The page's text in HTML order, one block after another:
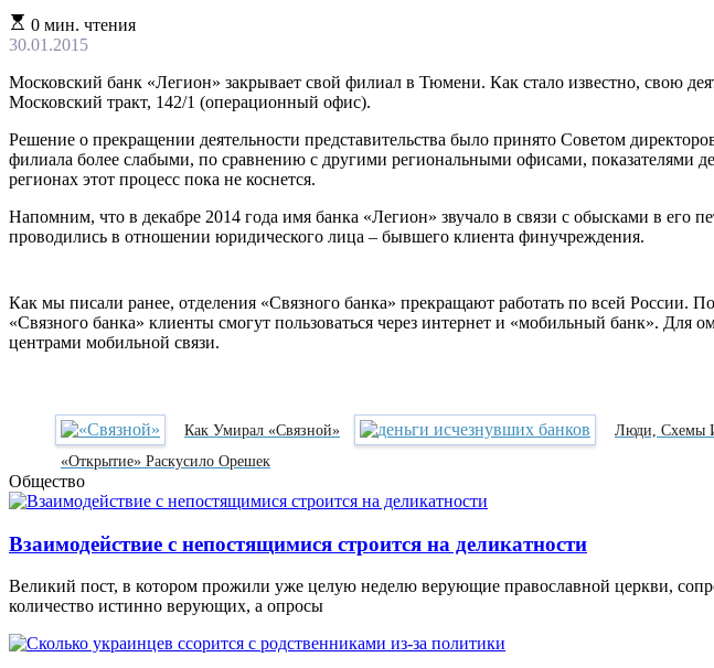
Расчетное
время
0 мин. чтения
30.01.2015
Московский банк «Легион» закрывает свой филиал в Тюмени. Как стало известно, свою
Московский тракт, 142/1 (операционный офис).
Решение о прекращении деятельности представительства было принято Советом
филиала более слабыми, по сравнению с другими региональными офисами, показателями
регионах этот процесс пока не коснется.
Напомним, что в декабре 2014 года имя банка «Легион» звучало в связи с обысками в его
проводились в отношении юридического лица – бывшего клиента финучреждения.
Как мы писали ранее, отделения «Связного банка» прекращают работать по всей России.
«Связного банка» клиенты смогут пользоваться через интернет и «мобильный банк».
центрами мобильной связи.
Как Умирал «Связной» Люди, Схемы
«Открытие» Раскусило Орешек
Общество
Взаимодействие с непостящимися строится на деликатности
Великий пост, в котором прожили уже целую неделю верующие православной церкви,
количество истинно верующих, а опросы